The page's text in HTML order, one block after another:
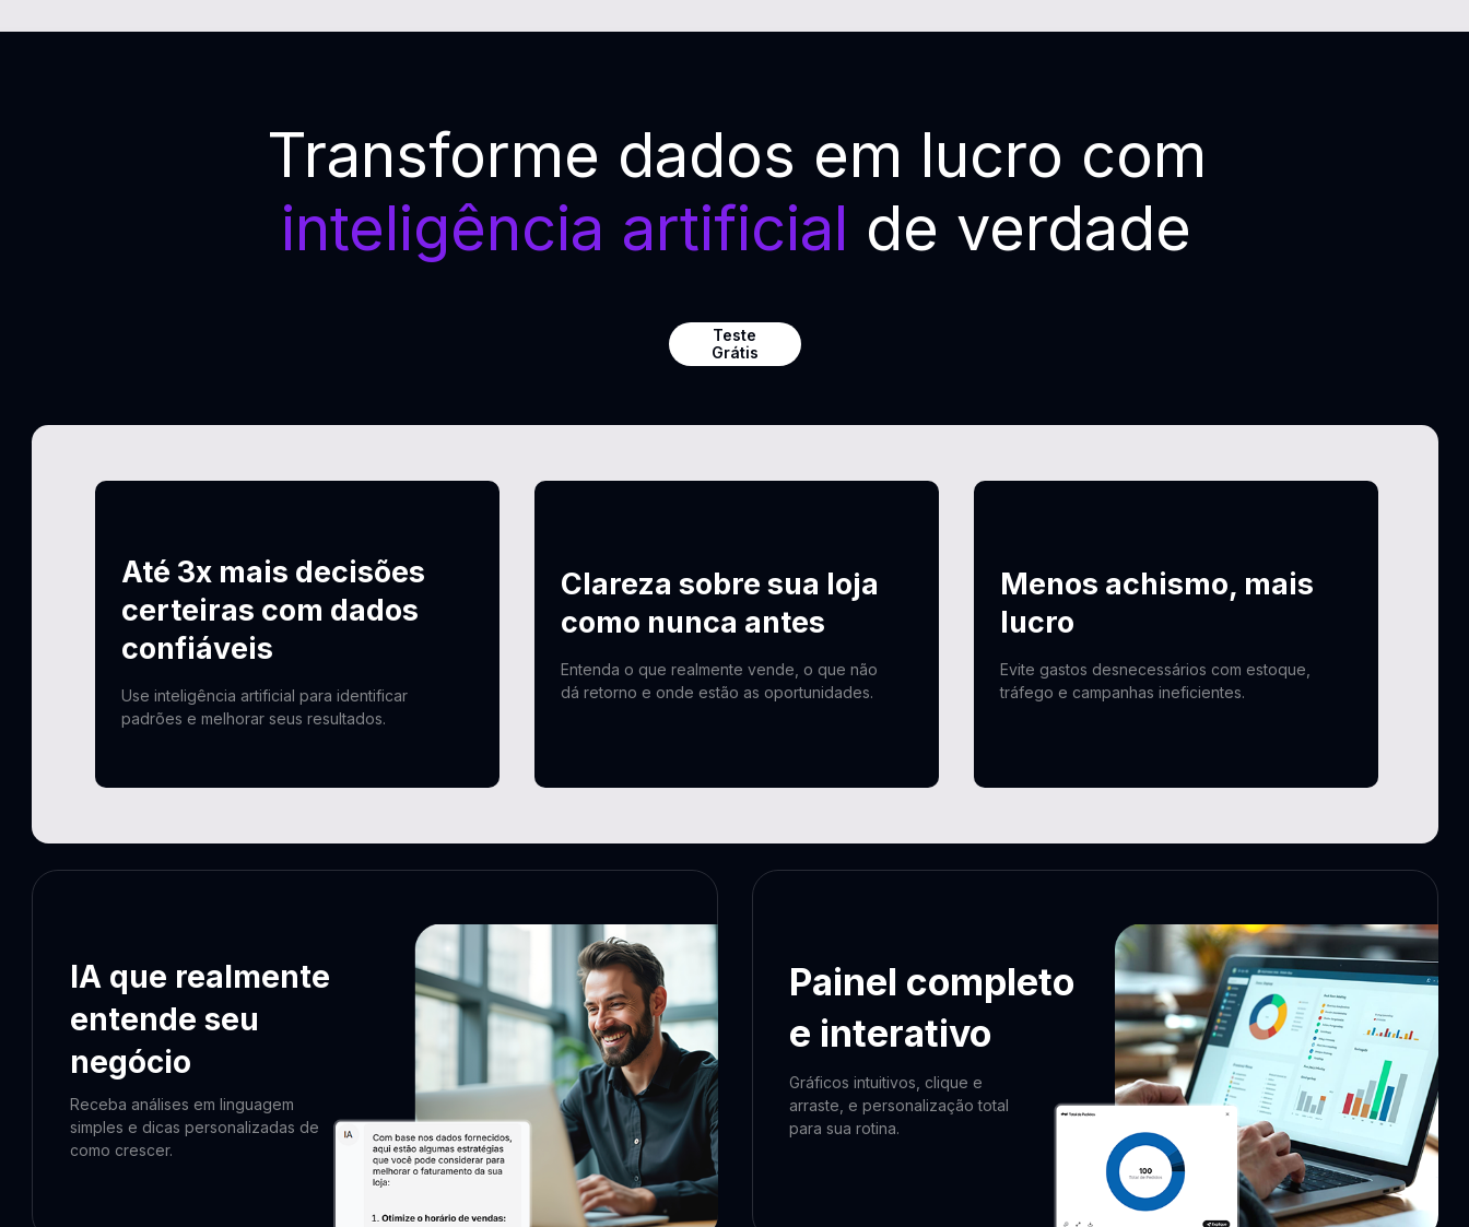
Transforme dados em lucro com
inteligência artificial de verdade
Teste
Grátis
IA que realmente
entende seu
negócio
Receba análises em linguagem
simples e dicas personalizadas de
como crescer.
Painel completo
e interativo
Gráficos intuitivos, clique e
arraste, e personalização total
para sua rotina.
Evite gastos desnecessários com estoque,
tráfego e campanhas ineficientes.
Menos achismo, mais
lucro
Clareza sobre sua loja
como nunca antes
Entenda o que realmente vende, o que não
dá retorno e onde estão as oportunidades.
Até 3x mais decisões
certeiras com dados
confiáveis
Use inteligência artificial para identificar
padrões e melhorar seus resultados.